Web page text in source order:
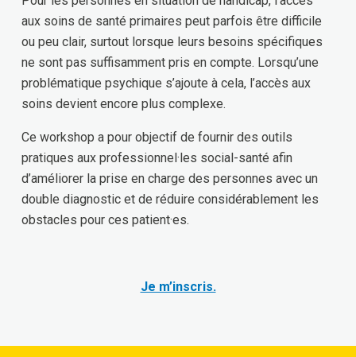
aux soins de santé primaires peut parfois être difficile
ou peu clair, surtout lorsque leurs besoins spécifiques
ne sont pas suffisamment pris en compte. Lorsqu’une
problématique psychique s’ajoute à cela, l’accès aux
soins devient encore plus complexe.
Ce workshop a pour objectif de fournir des outils
pratiques aux professionnel·les social-santé afin
d’améliorer la prise en charge des personnes avec un
double diagnostic et de réduire considérablement les
obstacles pour ces patient·es.
Je m’inscris.